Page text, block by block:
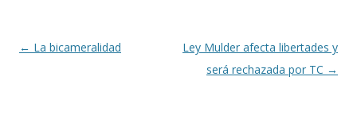
Navegación
← La bicameralidad
Ley Mulder afecta libertades y
será rechazada por TC →